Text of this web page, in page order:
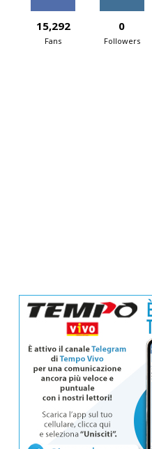
15,292
Fans
0
Followers